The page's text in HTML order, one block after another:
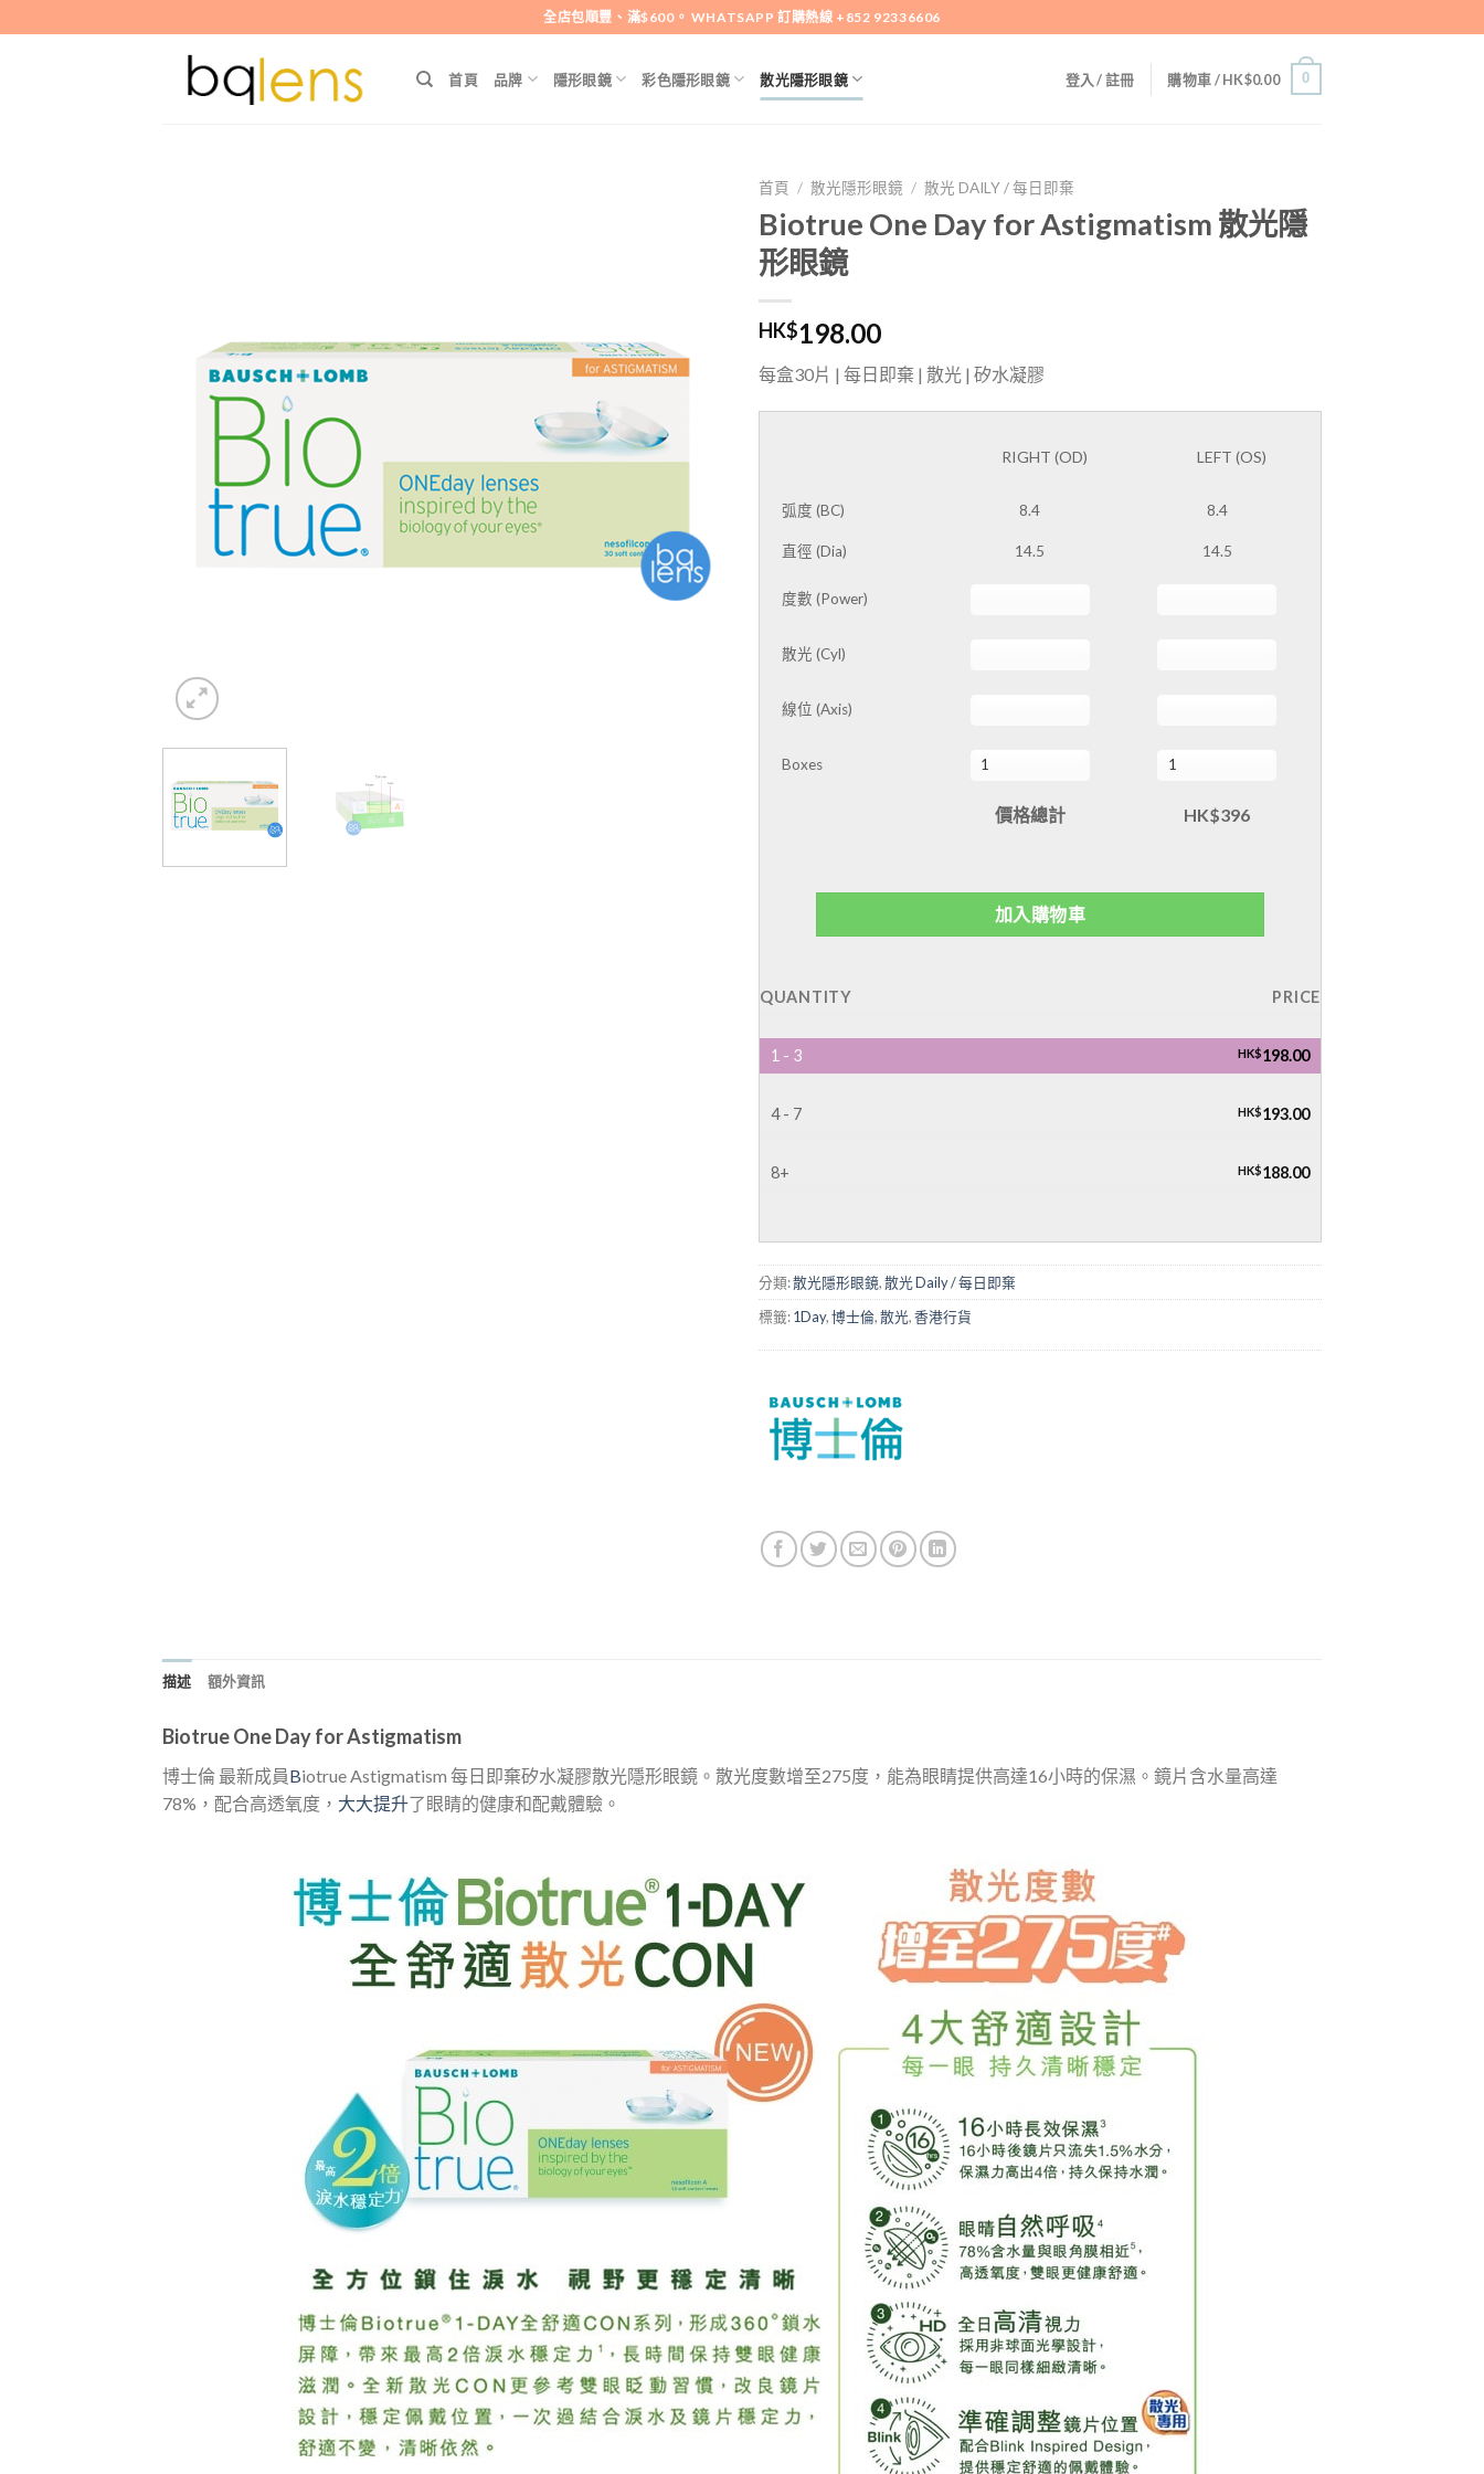
to
全店包順豐、滿$600。 WHATSAPP 訂購熱線 +852 92336606
首頁 品牌 隱形眼鏡 彩色隱形眼鏡 散光隱形眼鏡 登入 / 註冊 購物車 /HK$0.00 0
首頁 / 散光隱形眼鏡 / 散光 DAILY / 每日即棄
Biotrue One Day for Astigmatism 散光隱
形眼鏡
HK$198.00
每盒30片 | 每日即棄 | 散光 | 矽水凝膠
RIGHT (OD) LEFT (OS)
弧度 (BC) 8.4 8.4
直徑 (Dia) 14.5 14.5
度數 (Power)
散光 (Cyl)
線位 (Axis)
Boxes
價格總計 HK$396
加入購物車
QUANTITY PRICE
1 - 3 HK$198.00
4 - 7 HK$193.00
8+ HK$188.00
分類:散光隱形眼鏡,散光 Daily / 每日即棄
標籤:1Day,博士倫,散光,香港行貨
描述 額外資訊
Biotrue One Day for Astigmatism
博士倫 最新成員Biotrue Astigmatism 每日即棄矽水凝膠散光隱形眼鏡。散光度數增至275度，能為眼睛提供高達16小時的保濕。鏡片含水量高達
78%，配合高透氧度， 大大提升了眼睛的健康和配戴體驗。